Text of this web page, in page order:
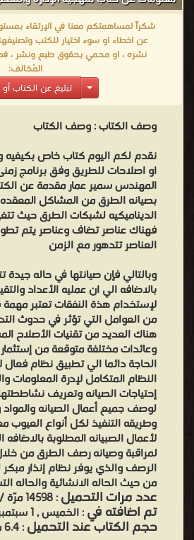
شكراً لمساهمتكم معنا في الإرتقاء
عن اخطاء او سوء اختيار للكتب
نشره ، او محمي بحقوق طبع ونشر ،
المُخالف:
تبليغ عن الكتاب
وصف الكتاب :وصف الكتاب
نقدم لكم اليوم كتاب خاص
او اصلاحات للطريق وفق برنامج
المهندس سمير عمار مقدمة عن
بصيانه الطرق من المشاكل
الديناميكيه لشبكات الطرق حيث
فهناك عناصر تضاف وعناصر يتم
العناصر تتدهور مع الزمن
وبالتالي فإن صيانتها في حاله
بالاضافه الي ان عمليه الأعداد
لإستخدام هذة النفقات تعتبر مهمة
من العوامل التي تؤثر في حدوث
هناك العديد من تقنيات الأصلاح
وعائدات مختلفة متوقعة من
الحاجة دائما الي تطبيق نظام
النظام المتكامل لإدرة المعلومات
إحتياجات الصيانه وتعريف
لوصف جميع أعمال الصيانه
وطريقه التنفيذ لكل أنواع العيوب
لأعمال الصبيانه المطلوبة بالاضافه
لمراقبة وصيانه رصف الطرق من
الرصف والذي يوفر نظام إنذار
من حيث الحاله الانشائية والحاله
عدد مرات التحميل: 14598 مرّة / مرات.
تم اضافته في: الخميس , 1 سبتمبر 2016م.
حجم الكتاب عند التحميل: 6.4 ميجا بايت .